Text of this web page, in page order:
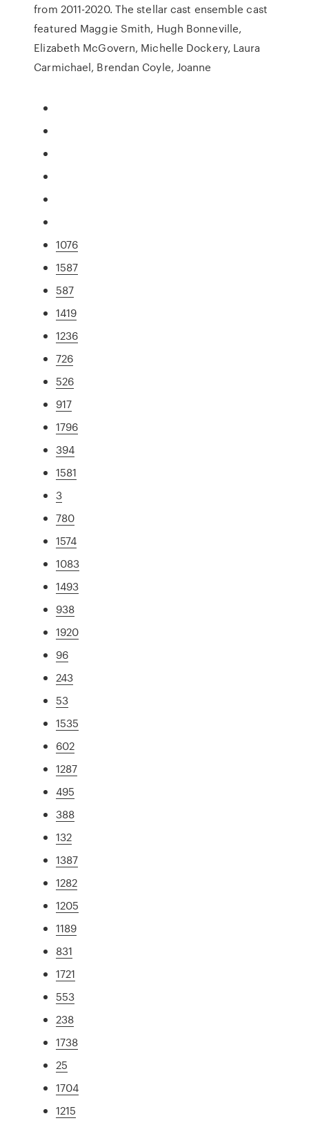
from 2011-2020. The stellar cast ensemble cast
featured Maggie Smith, Hugh Bonneville,
Elizabeth McGovern, Michelle Dockery, Laura
Carmichael, Brendan Coyle, Joanne
1076
1587
587
1419
1236
726
526
917
1796
394
1581
3
780
1574
1083
1493
938
1920
96
243
53
1535
602
1287
495
388
132
1387
1282
1205
1189
831
1721
553
238
1738
25
1704
1215